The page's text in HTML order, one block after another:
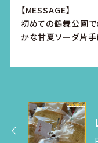
【MESSAGE】
初めての鶴舞公園で
かな甘夏ソーダ片手